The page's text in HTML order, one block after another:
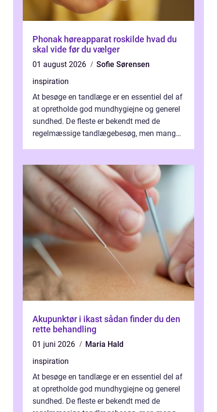
Phonak høreapparat roskilde hvad du
skal vide før du vælger
01 august 2026
Sofie Sørensen
inspiration
At besøge en tandlæge er en essentiel del af
at opretholde god mundhygiejne og generel
sundhed. De fleste er bekendt med de
regelmæssige tandlægebesøg, men mange
Akupunktør i ikast sådan finder du den
rette behandling
01 juni 2026
Maria Hald
inspiration
At besøge en tandlæge er en essentiel del af
at opretholde god mundhygiejne og generel
sundhed. De fleste er bekendt med de